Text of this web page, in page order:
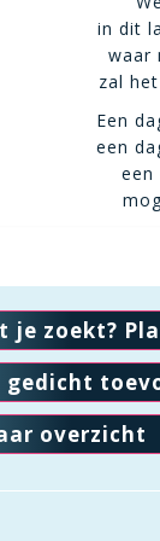
in dit
waar
zal
Een
een
een
je zoekt?
gedicht
overzicht